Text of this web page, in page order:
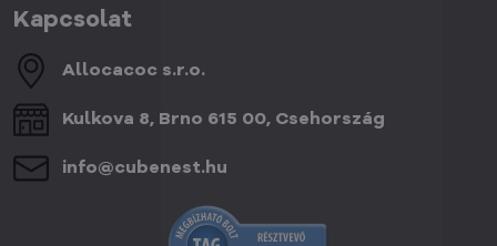
Kapcsolat
Allocacoc s​.r​.o​.
Kulkova 8, Brno 615 00, Csehország
info​@cubenest​.hu